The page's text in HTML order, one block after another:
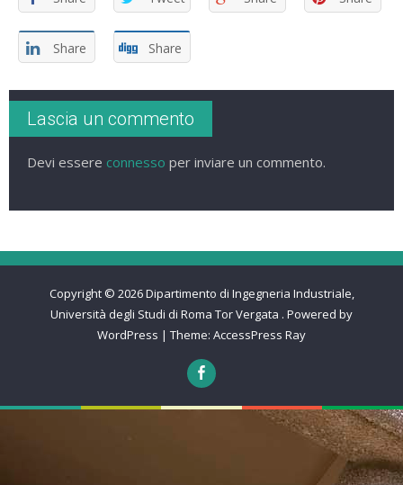
Share Share
Lascia un commento
Devi essere connesso per inviare un commento.
Copyright © 2026Dipartimento di Ingegneria Industriale,
Università degli Studi di Roma Tor Vergata . Powered by
WordPress | Theme: AccessPress Ray